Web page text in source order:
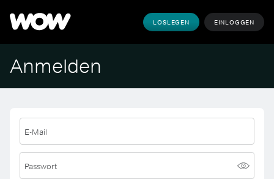
LOSLEGEN EINLOGGEN
Anmelden
E-Mail
Passwort